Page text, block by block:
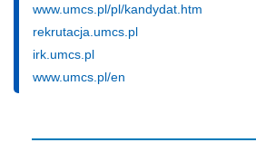
www.umcs.pl/pl/kandydat.htm
rekrutacja.umcs.pl
irk.umcs.pl
www.umcs.pl/en